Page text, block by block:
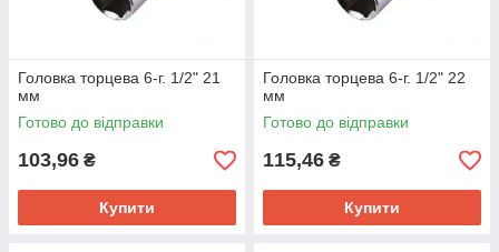
Головка торцева 6-г. 1/2" 21
мм
Готово до відправки
103,96 ₴
Купити
Головка торцева 6-г. 1/2" 22
мм
Готово до відправки
115,46 ₴
Купити